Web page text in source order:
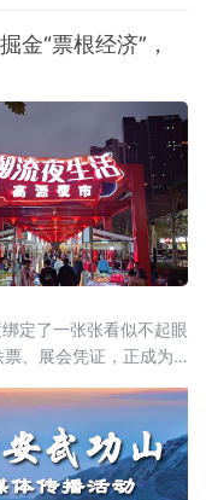
网接入服务、信息服
看作是我国主动对接
快速扩容的
金“票根经济”，
定了一张张看似不起眼
、展会凭证，正成为
根，精准捕捉城市里
费留量”。一张票根解锁